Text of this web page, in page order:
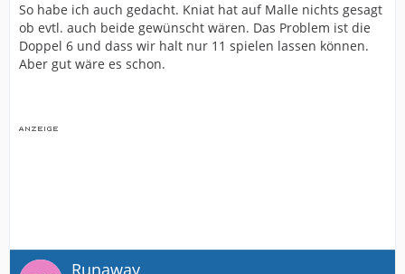
So habe ich auch gedacht. Kniat hat auf Malle nichts gesagt
ob evtl. auch beide gewünscht wären. Das Problem ist die
Doppel 6 und dass wir halt nur 11 spielen lassen können.
Aber gut wäre es schon.
Runaway